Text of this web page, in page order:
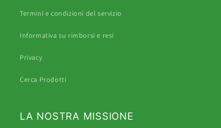
Termini e condizioni del servizio
Informativa su rimborsi e resi
Privacy
Cerca Prodotti
LA NOSTRA MISSIONE